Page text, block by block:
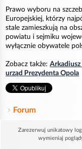
Prawo wyboru na
Europejskiej, którzy
stale zamieszkują na
powiatu i sejmiku
wyłącznie obywatele
Zobacz także:
urząd Prezydenta Opola
Forum
Zarezerwuj unikatowy
wymieniaj